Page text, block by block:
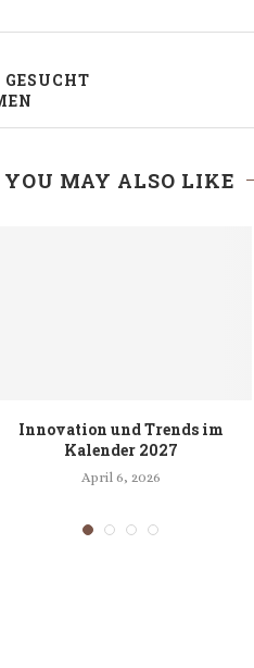
YOU MAY ALSO LIKE
Innovation und Trends im
Kalender 2027
April 6, 2026